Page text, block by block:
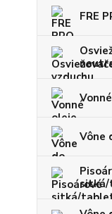
FRE
Vône
sitká/